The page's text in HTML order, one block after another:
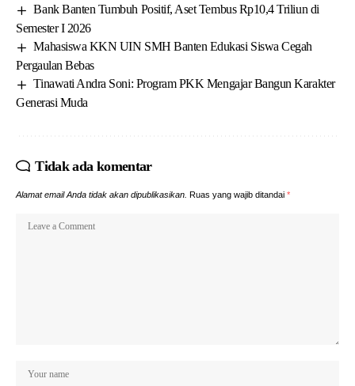
Bank Banten Tumbuh Positif, Aset Tembus Rp10,4 Triliun di
Semester I 2026
Mahasiswa KKN UIN SMH Banten Edukasi Siswa Cegah
Pergaulan Bebas
Tinawati Andra Soni: Program PKK Mengajar Bangun Karakter
Generasi Muda
Tidak ada komentar
Alamat email Anda tidak akan dipublikasikan. Ruas yang wajib ditandai *